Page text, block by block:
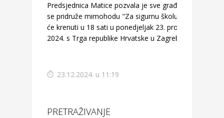
Predsjednica Matice pozvala je sve građane da
se pridruže mimohodu "Za sigurnu školu" koji
će krenuti u 18 sati u ponedjeljak 23. prosinca
2024. s Trga republike Hrvatske u Zagrebu.
23.12.2024. u 11:19
PRETRAŽIVANJE